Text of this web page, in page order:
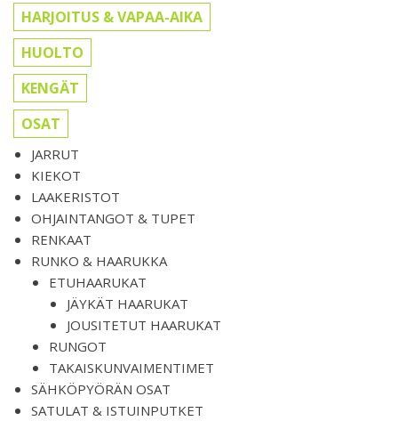
HARJOITUS & VAPAA-AIKA
HUOLTO
KENGÄT
OSAT
JARRUT
KIEKOT
LAAKERISTOT
OHJAINTANGOT & TUPET
RENKAAT
RUNKO & HAARUKKA
ETUHAARUKAT
JÄYKÄT HAARUKAT
JOUSITETUT HAARUKAT
RUNGOT
TAKAISKUNVAIMENTIMET
SÄHKÖPYÖRÄN OSAT
SATULAT & ISTUINPUTKET